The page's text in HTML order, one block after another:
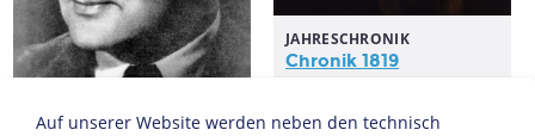
JAHRESCHRONIK
Chronik 1819
Auf unserer Website werden neben den technisch